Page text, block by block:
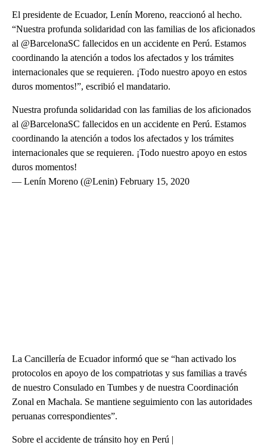
El presidente de Ecuador, Lenín Moreno, reaccionó al hecho.
“Nuestra profunda solidaridad con las familias de los aficionados
al @BarcelonaSC fallecidos en un accidente en Perú. Estamos
coordinando la atención a todos los afectados y los trámites
internacionales que se requieren. ¡Todo nuestro apoyo en estos
duros momentos!”, escribió el mandatario.
Nuestra profunda solidaridad con las familias de los aficionados
al @BarcelonaSC fallecidos en un accidente en Perú. Estamos
coordinando la atención a todos los afectados y los trámites
internacionales que se requieren. ¡Todo nuestro apoyo en estos
duros momentos!
— Lenín Moreno (@Lenin) February 15, 2020
La Cancillería de Ecuador informó que se “han activado los
protocolos en apoyo de los compatriotas y sus familias a través
de nuestro Consulado en Tumbes y de nuestra Coordinación
Zonal en Machala. Se mantiene seguimiento con las autoridades
peruanas correspondientes”.
Sobre el accidente de tránsito hoy en Perú |